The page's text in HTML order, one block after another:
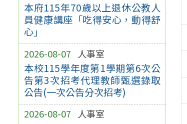
本府115年70歲以上退休公教人
員健康講座「吃得安心，動得舒
心」
2026-08-07 人事室
本校115學年度第1學期第6次公
告第3次招考代理教師甄選錄取
公告(一次公告分次招考)
2026-08-07 人事室